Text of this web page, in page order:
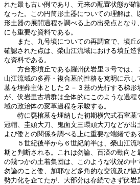
れた最も古い例であり、元来の配置状態が
なった。この円筒形土器についての理解は
形土器の展開過程を調べる上の出発点とな
にも重要な資料である。
また、九号墳についての再調査で、墳丘
確認された点は、榮山江流域における墳丘
な資料である。
方台形墳丘である羅州伏岩里３号では、
山江流域の多葬・複合墓的性格を克明に示
墓を埋葬主体とした２－３基の先行する梯
が、伏岩里古墳群は全体的にこのような過
域の政治体の変革過程を示唆する。
特に甕棺墓を埋納した初期横穴式石室墓
冠帽、圭頭大刀、鬼面文三環頭大刀などが
よび倭との関係を調べる上に重要な端緒であ
５世紀後半から６世紀前半は、榮山江流
期と判断される。これは勿論、百済の動向
の幾つかの土着集団は、このような状況の
勿論のこと倭、加耶など多角的な交流及び
勢力化を企てたが、大部分は存続できず伏